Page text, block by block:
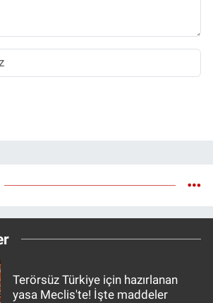
Terörsüz Türkiye için hazırlanan
yasa Meclis'te! İşte maddeler